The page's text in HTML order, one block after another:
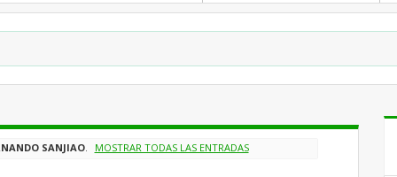
SANJIAO. MOSTRAR TODAS LAS ENTRADAS